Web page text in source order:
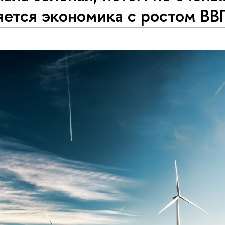
экономика с ростом